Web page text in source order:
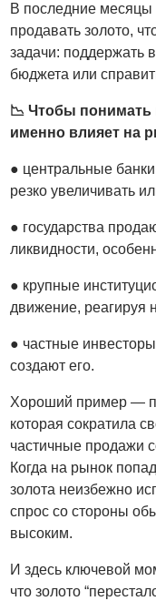
В последние месяцы
продавать золото,
задачи: поддержать
бюджета или
📉 Чтобы понимать
именно влияет на
● центральные
резко увеличивать
● государства
ликвидности,
● крупные
движение, реагируя
● частные
создают его.
Хороший пример —
которая сократила
частичные продажи
Когда на рынок
золота неизбежно
спрос со стороны
высоким.
И здесь ключевой
что золото